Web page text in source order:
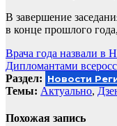
В завершение
в конце прошлого
Навигация
по
записям
Врача года назвали в
Дипломантами
Раздел: Новости
Темы: Актуально,
Похожая запись